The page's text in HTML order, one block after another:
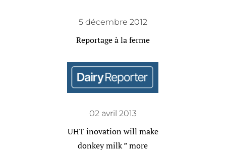
5 décembre 2012
Reportage à la ferme
02 avril 2013
UHT inovation will make
donkey milk ” more